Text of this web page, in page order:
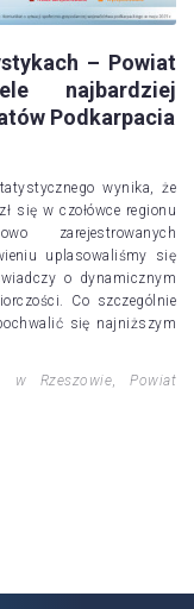
– Powiat
najbardziej
Podkarpacia
wynika, że
się w czołówce regionu
zarejestrowanych
uplasowaliśmy się
o dynamicznym
Co szczególnie
się najniższym
w Rzeszowie ,Powiat